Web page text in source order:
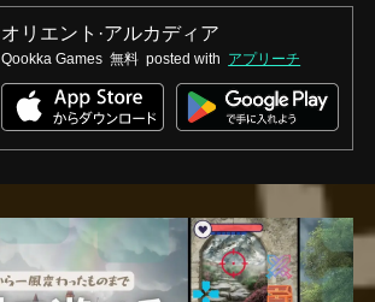
オリエント·アルカディア
Qookka Games 無料 posted with アプリーチ